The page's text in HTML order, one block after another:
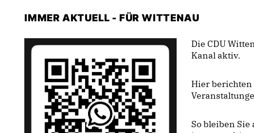
IMMER AKTUELL - FÜR WITTENAU
Die CDU
Kanal aktiv.
Hier
So bleiben Sie